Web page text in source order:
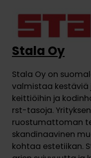
Stala Oy
Stala Oy on
valmistaa
keittiöihin ja
rst-tasoja.
ruostumattoman
skandinaavinen
kohtaa estetiikan.